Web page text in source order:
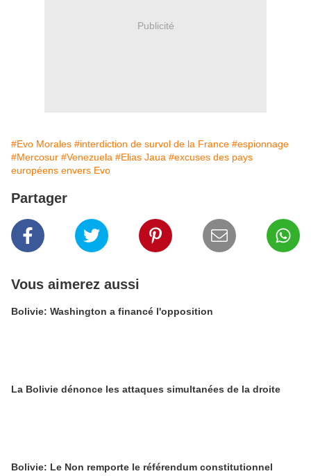
Publicité
#Evo Morales #interdiction de survol de la France #espionnage
#Mercosur #Venezuela #Elias Jaua #excuses des pays
européens envers Evo
Partager
Vous aimerez aussi
Bolivie: Washington a financé l'opposition
La Bolivie dénonce les attaques simultanées de la droite
Bolivie: Le Non remporte le référendum constitutionnel